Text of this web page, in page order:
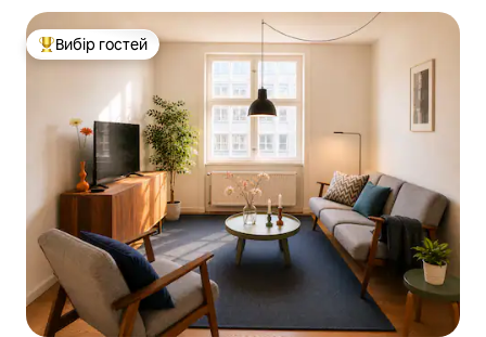
Топ вибір гостей
Вибір гостей